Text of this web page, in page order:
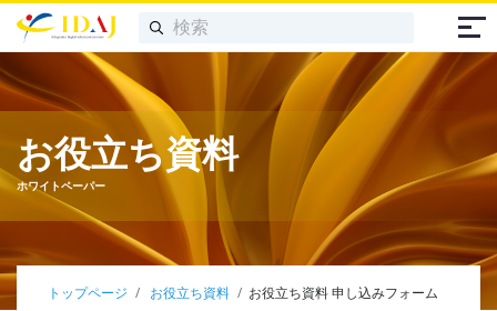
お役立ち資料
ホワイトペーパー
トップページ お役立ち資料 お役立ち資料 申し込みフォーム